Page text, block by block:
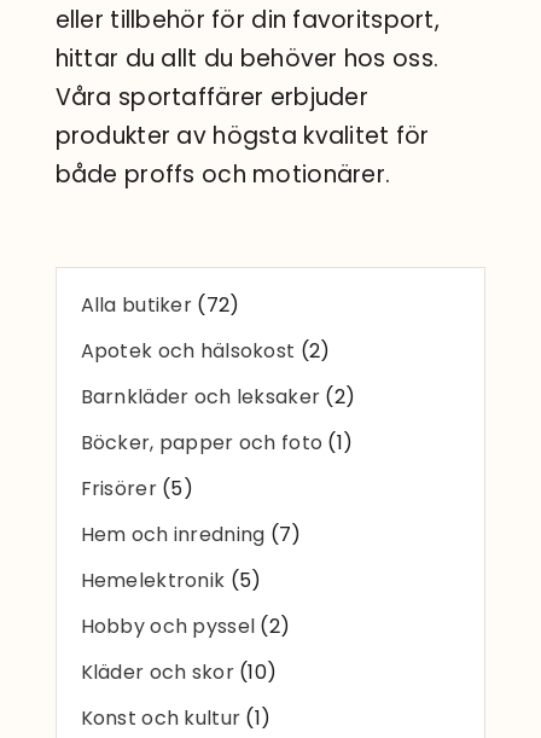
VÅRD OCH HÄLSA
Sök
efter:
eller tillbehör för din favoritsport,
hittar du allt du behöver hos oss.
Våra sportaffärer erbjuder
produkter av högsta kvalitet för
både proffs och motionärer.
Alla butiker(72)
Apotek och hälsokost (2)
Barnkläder och leksaker (2)
Böcker, papper och foto (1)
Frisörer(5)
Hem och inredning (7)
Hemelektronik (5)
Hobby och pyssel (2)
Kläder och skor(10)
Konst och kultur (1)